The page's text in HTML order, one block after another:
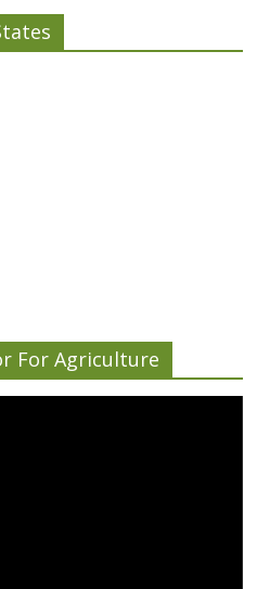
For Agriculture